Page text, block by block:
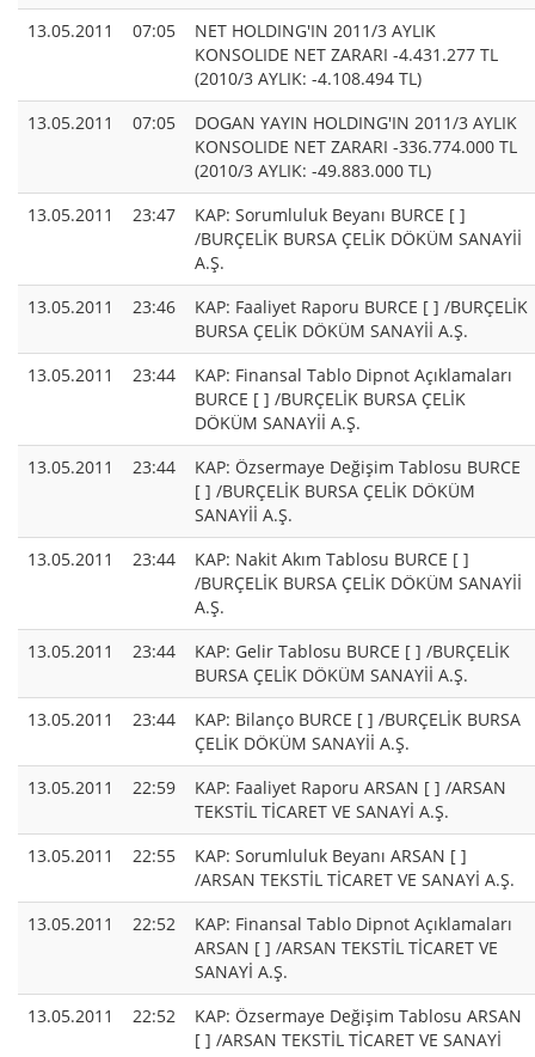
13.05.2011
07:05
NET HOLDING'IN 2011/3 AYLIK
KONSOLIDE NET ZARARI -4.431.277 TL
(2010/3 AYLIK: -4.108.494 TL)
13.05.2011
07:05
DOGAN YAYIN HOLDING'IN 2011/3 AYLIK
KONSOLIDE NET ZARARI -336.774.000 TL
(2010/3 AYLIK: -49.883.000 TL)
13.05.2011
23:47
KAP: Sorumluluk Beyanı BURCE [ ]
/BURÇELİK BURSA ÇELİK DÖKÜM SANAYİİ
A.Ş.
13.05.2011
23:46
KAP: Faaliyet Raporu BURCE [ ] /BURÇELİK
BURSA ÇELİK DÖKÜM SANAYİİ A.Ş.
13.05.2011
23:44
KAP: Finansal Tablo Dipnot Açıklamaları
BURCE [ ] /BURÇELİK BURSA ÇELİK
DÖKÜM SANAYİİ A.Ş.
13.05.2011
23:44
KAP: Özsermaye Değişim Tablosu BURCE
[ ] /BURÇELİK BURSA ÇELİK DÖKÜM
SANAYİİ A.Ş.
13.05.2011
23:44
KAP: Nakit Akım Tablosu BURCE [ ]
/BURÇELİK BURSA ÇELİK DÖKÜM SANAYİİ
A.Ş.
13.05.2011
23:44
KAP: Gelir Tablosu BURCE [ ] /BURÇELİK
BURSA ÇELİK DÖKÜM SANAYİİ A.Ş.
13.05.2011
23:44
KAP: Bilanço BURCE [ ] /BURÇELİK BURSA
ÇELİK DÖKÜM SANAYİİ A.Ş.
13.05.2011
22:59
KAP: Faaliyet Raporu ARSAN [ ] /ARSAN
TEKSTİL TİCARET VE SANAYİ A.Ş.
13.05.2011
22:55
KAP: Sorumluluk Beyanı ARSAN [ ]
/ARSAN TEKSTİL TİCARET VE SANAYİ A.Ş.
13.05.2011
22:52
KAP: Finansal Tablo Dipnot Açıklamaları
ARSAN [ ] /ARSAN TEKSTİL TİCARET VE
SANAYİ A.Ş.
13.05.2011
22:52
KAP: Özsermaye Değişim Tablosu ARSAN
[ ] /ARSAN TEKSTİL TİCARET VE SANAYİ